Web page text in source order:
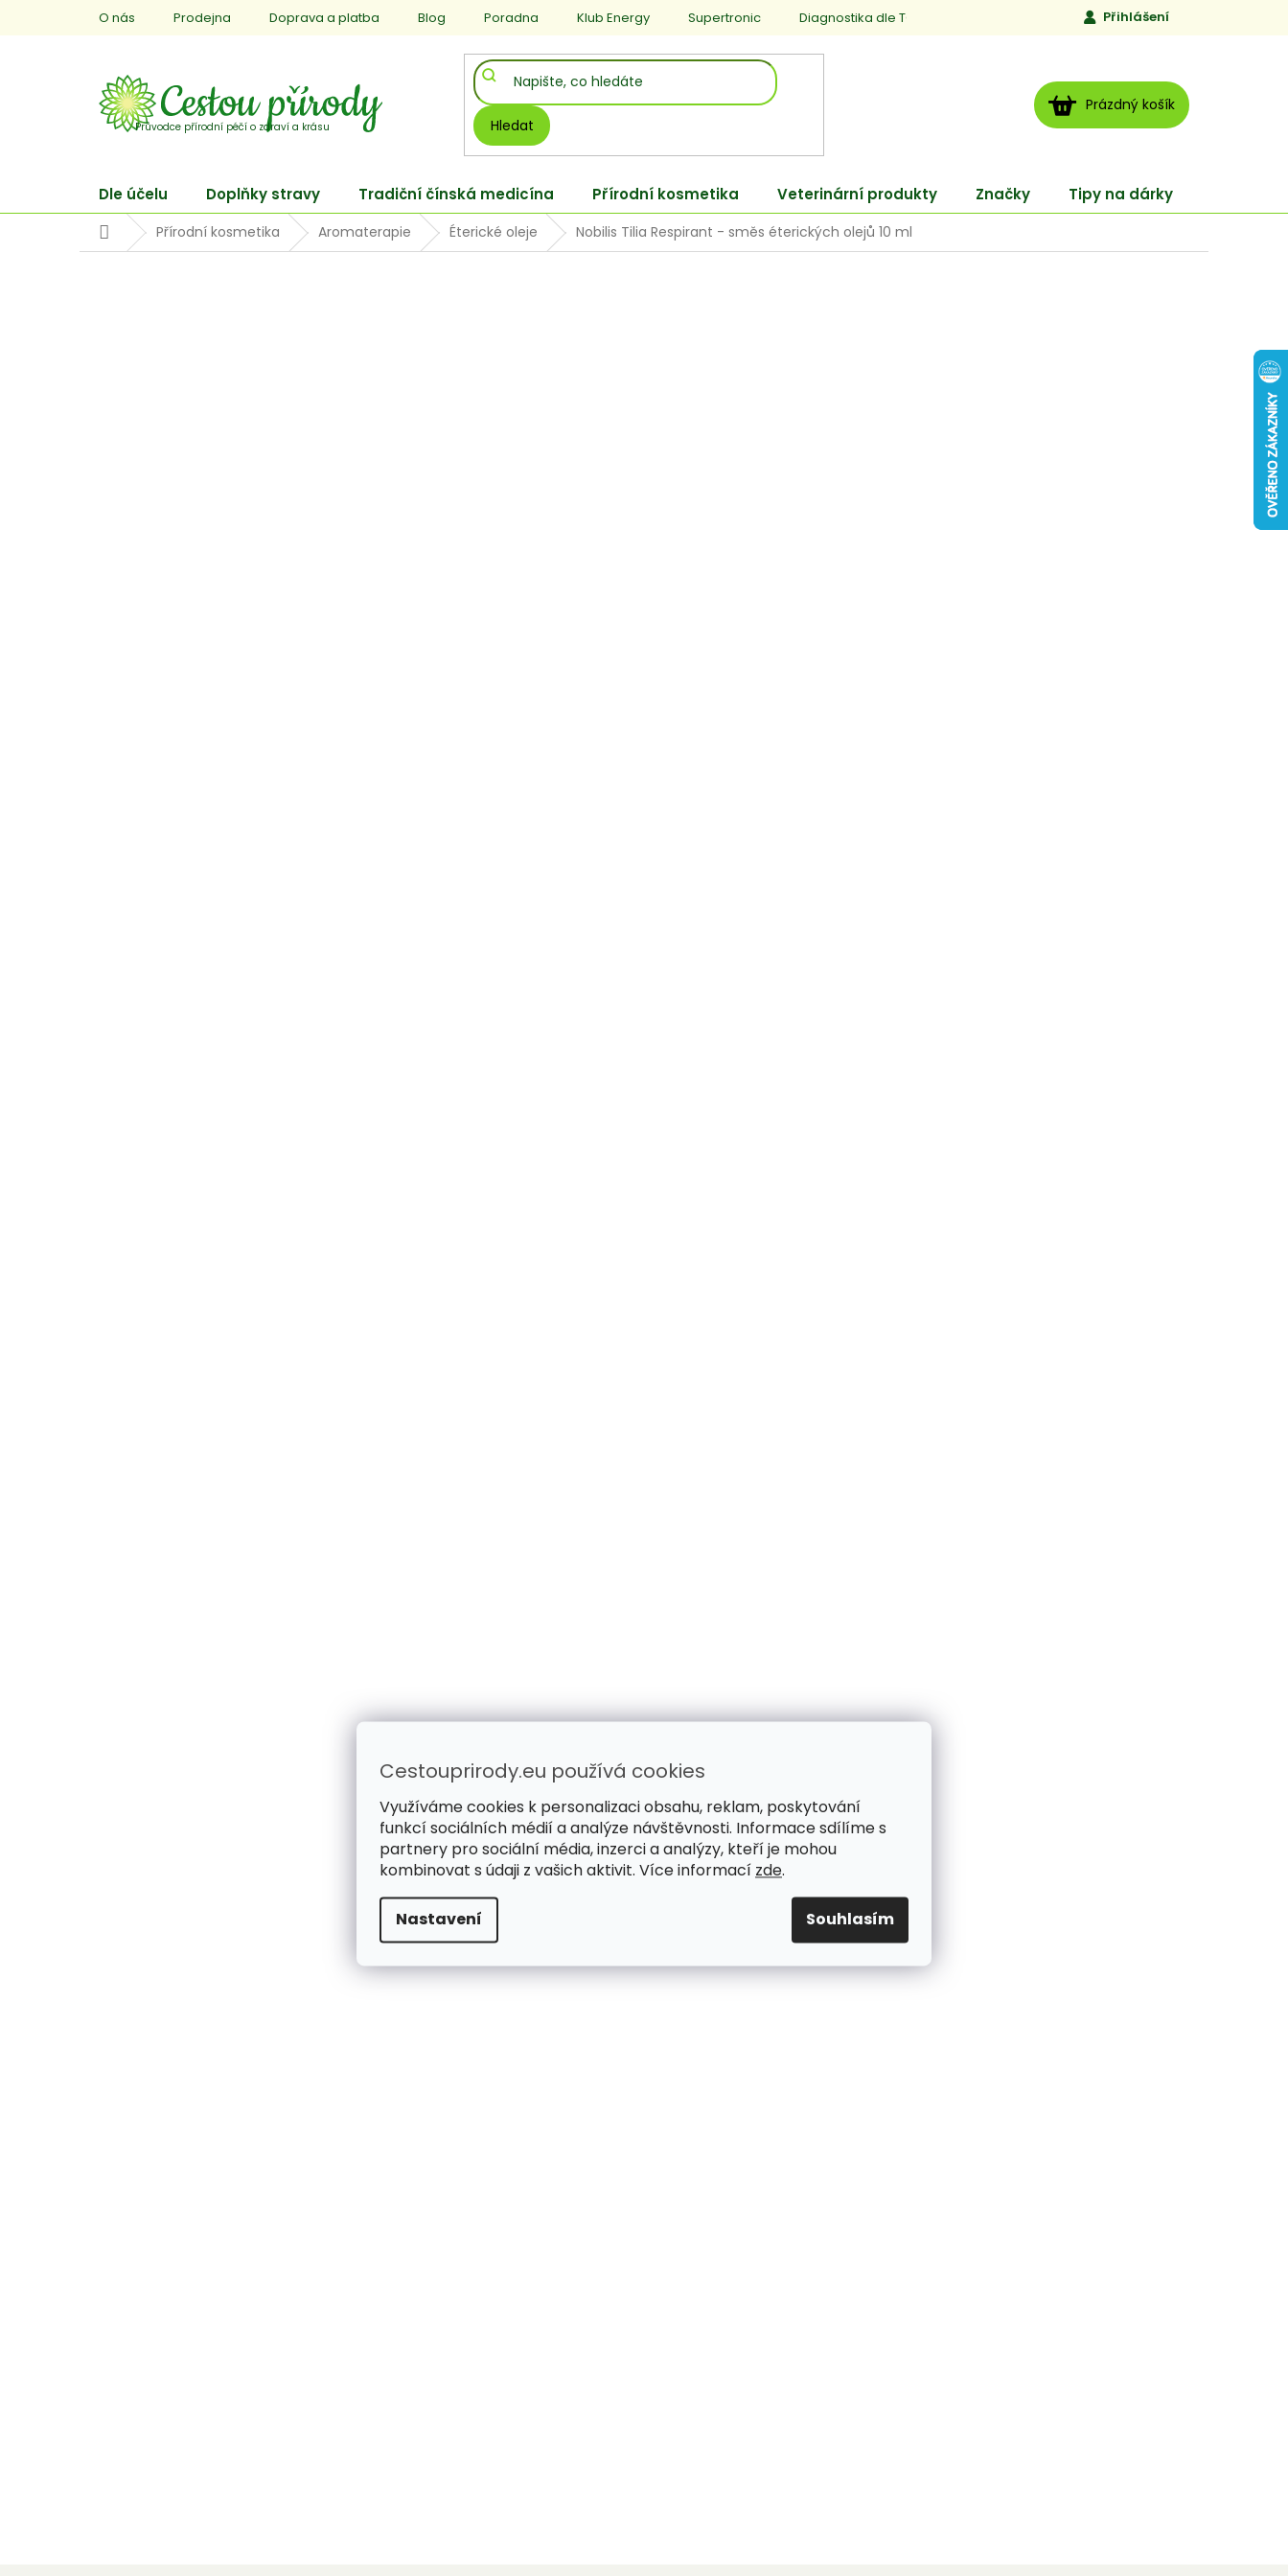
Cestouprirody.eu používá cookies
Využíváme cookies k personalizaci obsahu, reklam, poskytování
funkcí sociálních médií a analýze návštěvnosti. Informace sdílíme s
partnery pro sociální média, inzerci a analýzy, kteří je mohou
kombinovat s údaji z vašich aktivit. Více informací zde.
Nastavení Souhlasím
O nás Prodejna Doprava a platba Blog Poradna Klub Energy Supertronic Diagnostika dle TCM Jen to, čemu věříme
Přihlášení
Hledat
NÁKUPNÍ
KOŠÍK
Prázdný košík
Dle účelu Doplňky stravy Tradiční čínská medicína Přírodní kosmetika Veterinární produkty Značky Tipy na dárky
DomůPřírodní kosmetika Aromaterapie Éterické oleje Nobilis Tilia Respirant - směs éterických olejů 10 ml